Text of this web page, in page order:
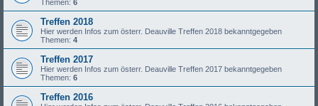
Themen: 6
Treffen 2018
Hier werden Infos zum österr. Deauville Treffen 2018 bekanntgegeben
Themen: 4
Treffen 2017
Hier werden Infos zum österr. Deauville Treffen 2017 bekanntgegeben
Themen: 6
Treffen 2016